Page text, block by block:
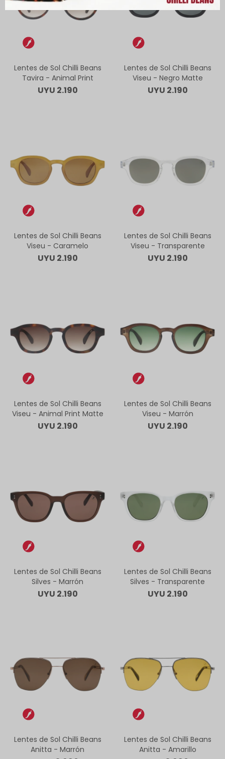
Lentes de Sol Chilli Beans
Tavira - Animal Print
UYU 2.190
Lentes de Sol Chilli Beans
Viseu - Negro Matte
UYU 2.190
Lentes de Sol Chilli Beans
Viseu - Caramelo
UYU 2.190
Lentes de Sol Chilli Beans
Viseu - Transparente
UYU 2.190
Lentes de Sol Chilli Beans
Viseu - Animal Print Matte
UYU 2.190
Lentes de Sol Chilli Beans
Viseu - Marrón
UYU 2.190
Lentes de Sol Chilli Beans
Silves - Marrón
UYU 2.190
Lentes de Sol Chilli Beans
Silves - Transparente
UYU 2.190
Lentes de Sol Chilli Beans
Anitta - Marrón
Lentes de Sol Chilli Beans
Anitta - Amarillo